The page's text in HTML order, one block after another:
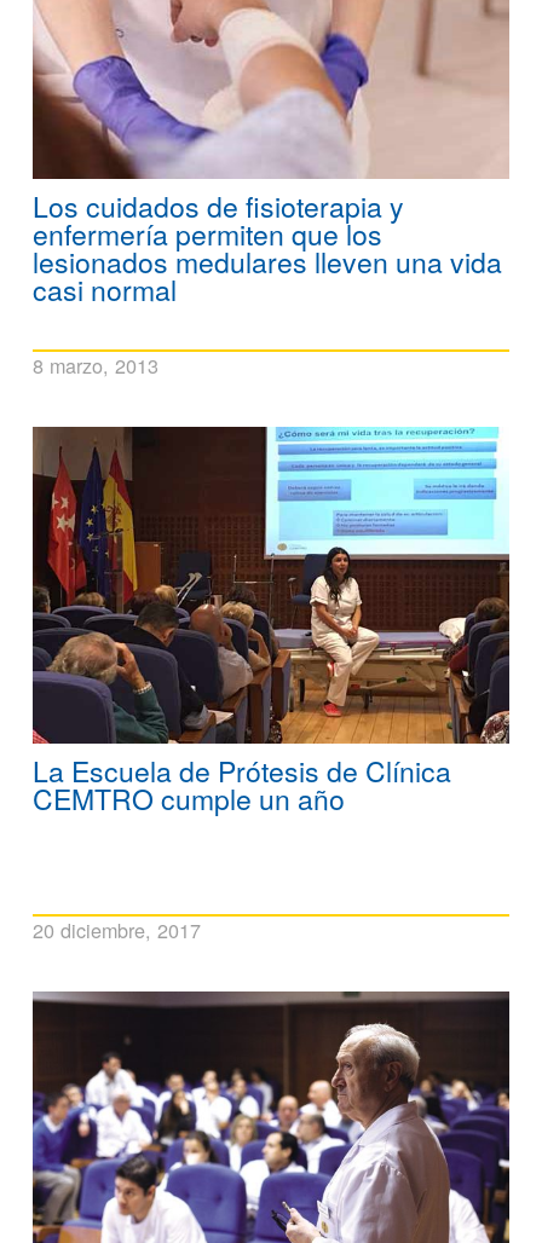
Los cuidados de fisioterapia y
enfermería permiten que los
lesionados medulares lleven una vida
casi normal
8 marzo, 2013
La Escuela de Prótesis de Clínica
CEMTRO cumple un año
20 diciembre, 2017